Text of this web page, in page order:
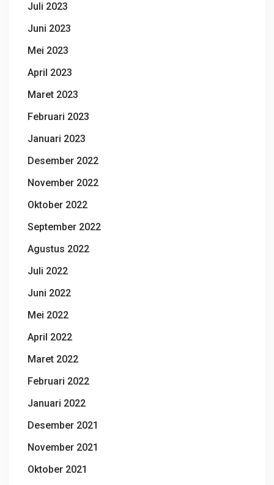
Juli 2023
Juni 2023
Mei 2023
April 2023
Maret 2023
Februari 2023
Januari 2023
Desember 2022
November 2022
Oktober 2022
September 2022
Agustus 2022
Juli 2022
Juni 2022
Mei 2022
April 2022
Maret 2022
Februari 2022
Januari 2022
Desember 2021
November 2021
Oktober 2021